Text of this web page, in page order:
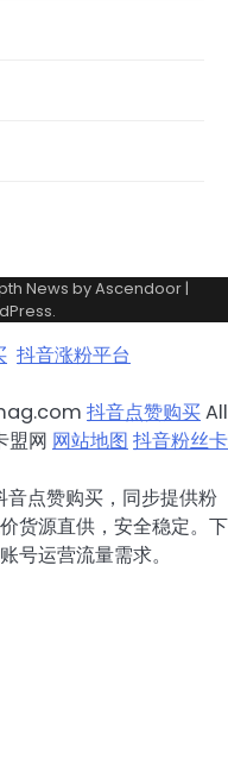
News byAscendoor|
.
抖音涨粉平台
抖音点赞购买All
盟网 网站地图 抖音粉丝卡
点赞购买，同步提供粉
货源直供，安全稳定。下
号运营流量需求。